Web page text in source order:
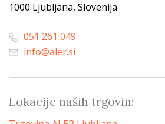
1000 Ljubljana, Slovenija
051 261 049
info@aler.si
Lokacije naših trgovin: